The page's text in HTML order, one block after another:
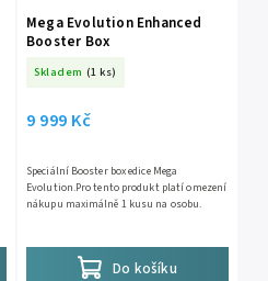
Mega Evolution Enhanced
Booster Box
Skladem (1 ks)
9 999 Kč
Do košíku
Speciální Booster box edice Mega
Evolution.Pro tento produkt platí omezení
nákupu maximálně 1 kusu na osobu.